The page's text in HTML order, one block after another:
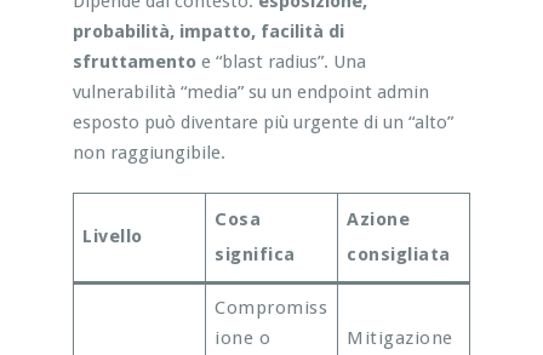
probabilità, impatto, facilità di
sfruttamentoe “blast radius”. Una
vulnerabilità “media” su un endpoint admin
esposto può diventare più urgente di un “alto”
non raggiungibile.
Livello
Cosa
significa
Azione
consigliata
Compromiss
ione o
Mitigazione